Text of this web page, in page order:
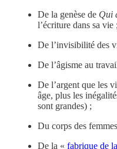
De la genèse de Qui
l’écriture dans sa vie ;
De l’invisibilité des
De l’âgisme au
De l’argent que les
âge, plus les
sont grandes) ;
Du corps des
De la « fabrique de